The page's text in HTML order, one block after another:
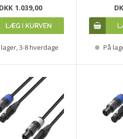
1.039,00
3-8 hverdage På